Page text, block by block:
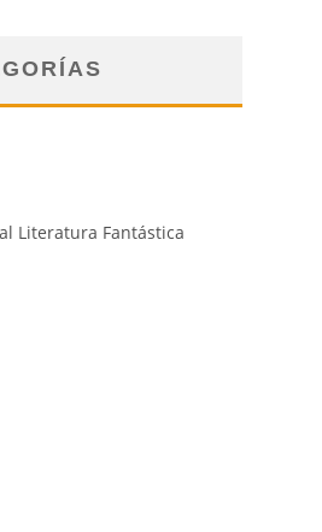
Literatura Fantástica